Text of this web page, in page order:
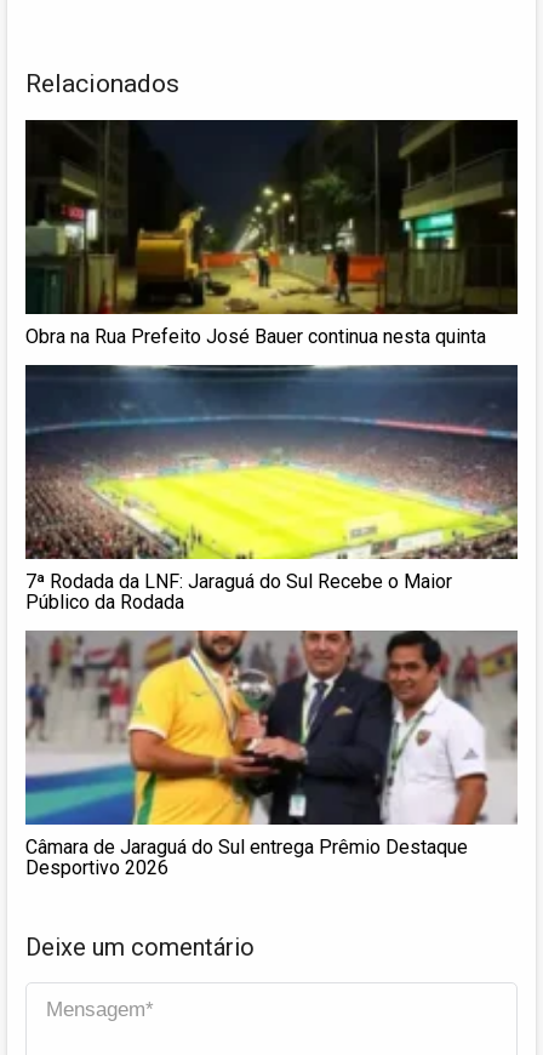
Relacionados
Obra na Rua Prefeito José Bauer continua nesta quinta
7ª Rodada da LNF: Jaraguá do Sul Recebe o Maior
Público da Rodada
Câmara de Jaraguá do Sul entrega Prêmio Destaque
Desportivo 2026
Deixe um comentário